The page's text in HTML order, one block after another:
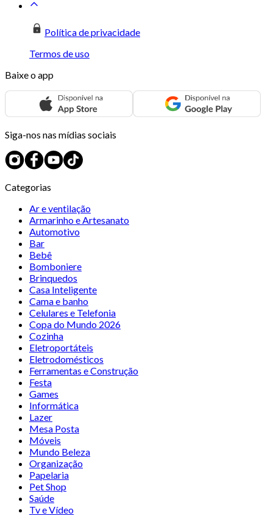
Política de privacidade
Termos de uso
Baixe o app
Siga-nos nas mídias sociais
Categorias
Ar e ventilação
Armarinho e Artesanato
Automotivo
Bar
Bebê
Bomboniere
Brinquedos
Casa Inteligente
Cama e banho
Celulares e Telefonia
Copa do Mundo 2026
Cozinha
Eletroportáteis
Eletrodomésticos
Ferramentas e Construção
Festa
Games
Informática
Lazer
Mesa Posta
Móveis
Mundo Beleza
Organização
Papelaria
Pet Shop
Saúde
Tv e Vídeo